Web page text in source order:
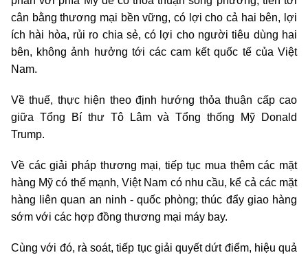
cân bằng thương mại bền vững, có lợi cho cả hai bên, lợi
ích hài hòa, rủi ro chia sẻ, có lợi cho người tiêu dùng hai
bên, không ảnh hưởng tới các cam kết quốc tế của Việt
Nam.
Về thuế, thực hiện theo định hướng thỏa thuận cấp cao
giữa Tổng Bí thư Tô Lâm và Tổng thống
Mỹ Donald
Trump.
Về các giải pháp thương mại, tiếp tục mua thêm các mặt
hàng Mỹ có thế mạnh, Việt Nam có nhu cầu, kể cả các mặt
hàng liên quan an ninh - quốc phòng; thúc đẩy giao hàng
sớm với các hợp đồng thương mại máy bay.
Cùng với đó, rà soát, tiếp tục giải quyết dứt điểm, hiệu quả